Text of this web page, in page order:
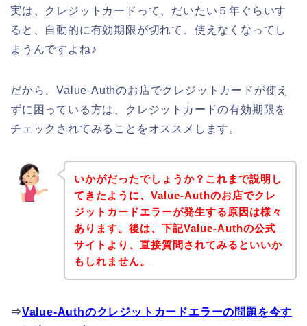
実は、クレジットカードって、だいたい５年ぐらいす
ると、自動的に有効期限が切れて、使えなくなってし
まうんですよね♪
だから、Value-Authのお店でクレジットカードが使え
ずに困っている方は、クレジットカードの有効期限を
チェックされてみることをオススメします。
いかがだったでしょうか？これまで説明し
てきたように、Value-Authのお店でクレ
ジットカードエラーが発生する原因は様々
あります。後は、下記Value-Authの公式
サイトより、直接質問されてみるといいか
もしれません。
⇒Value-Authのクレジットカードエラーの問題を今す